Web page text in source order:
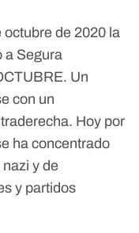
octubre de 2020 la
a Segura
Un
con un
Hoy por
ha concentrado
y de
y partidos